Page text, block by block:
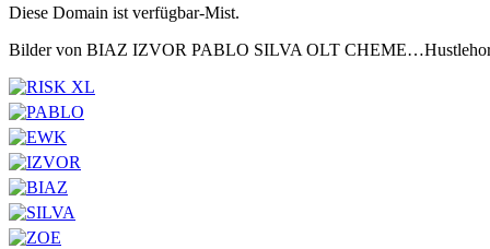
Diese Domain ist verfügbar-Mist.
Bilder von BIAZ IZVOR PABLO SILVA OLT